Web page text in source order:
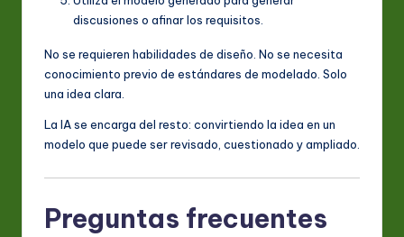
discusiones o afinar los requisitos.
No se requieren habilidades de diseño. No se necesita
conocimiento previo de estándares de modelado. Solo
una idea clara.
La IA se encarga del resto: convirtiendo la idea en un
modelo que puede ser revisado, cuestionado y ampliado.
Preguntas frecuentes